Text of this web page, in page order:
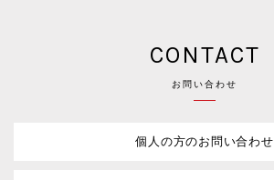
CONTACT
お問い合わせ
個人の方のお問い合わせ